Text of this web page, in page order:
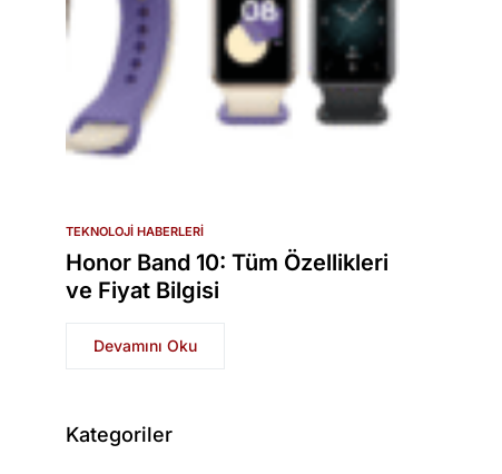
TEKNOLOJI HABERLERI
Honor Band 10: Tüm Özellikleri
ve Fiyat Bilgisi
Devamını Oku
Kategoriler